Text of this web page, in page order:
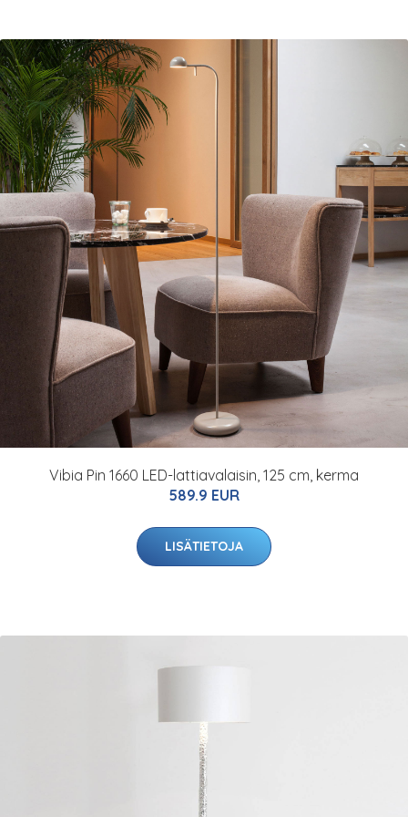
Vibia Pin 1660 LED-lattiavalaisin, 125 cm, kerma
589.9 EUR
LISÄTIETOJA